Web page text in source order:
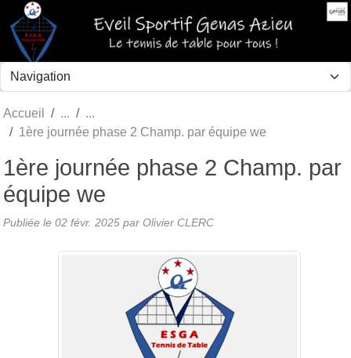
Accueil
1ère journée phase 2 Champ. par équipe we
1ère journée phase 2 Champ. par
équipe we
Publiée le 02 févr. 2025 par Olivier CLERC
Panneau de gestion des cookies